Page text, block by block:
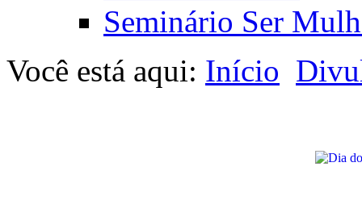
Seminário Ser
Você está aqui: Início